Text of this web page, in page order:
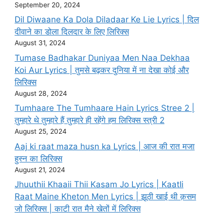
September 20, 2024
Dil Diwaane Ka Dola Diladaar Ke Lie Lyrics | दिल
दीवाने का डोला दिलदार के लिए लिरिक्स
August 31, 2024
Tumase Badhakar Duniyaa Men Naa Dekhaa
Koi Aur Lyrics | तुमसे बढ़कर दुनिया में ना देखा कोई और
लिरिक्स
August 28, 2024
Tumhaare The Tumhaare Hain Lyrics Stree 2 |
तुम्हारे थे तुम्हारे हैं तुम्हारे ही रहेंगे हम लिरिक्स स्त्री 2
August 25, 2024
Aaj ki raat maza husn ka Lyrics | आज की रात मजा
हुस्न का लिरिक्स
August 21, 2024
Jhuuthii Khaaii Thii Kasam Jo Lyrics | KaatIi
Raat Maine Kheton Men Lyrics | झूठी खाई थी क़सम
जो लिरिक्स | काटी रात मैने खेतों में लिरिक्स